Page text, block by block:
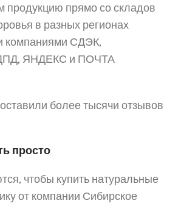
продукцию прямо со складов
в разных регионах
компаниями СДЭК,
ЯНДЕКС и ПОЧТА
более тысячи отзывов
просто
чтобы купить натуральные
от компании Сибирское